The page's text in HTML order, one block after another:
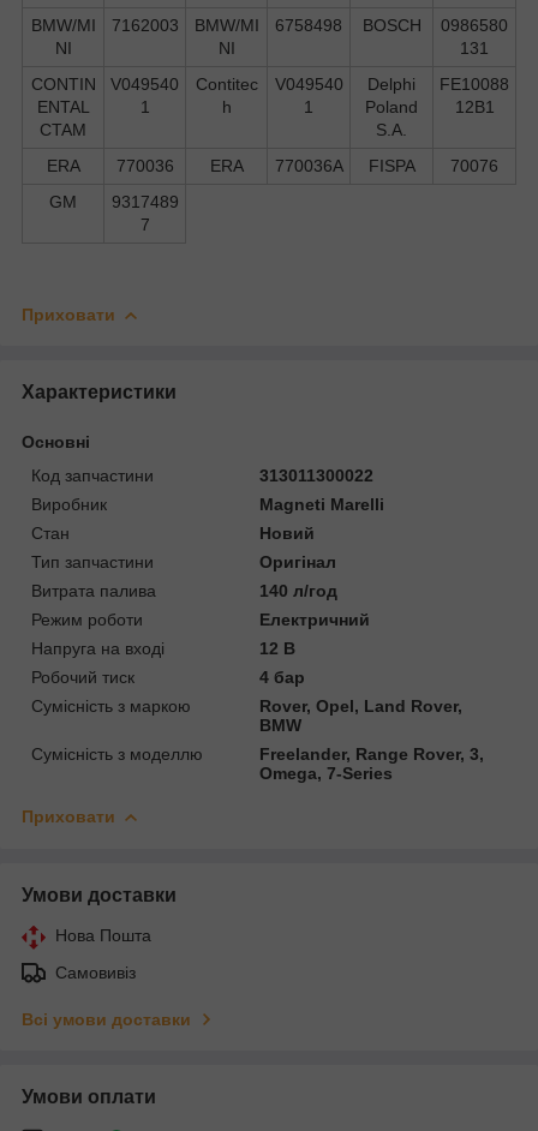
BMW/MI
NI
7162003
BMW/MI
NI
6758498 BOSCH
0986580
131
CONTIN
ENTAL
CTAM
V049540
1
Contitec
h
V049540
1
Delphi
Poland
S.А.
FE10088
12B1
ERA 770036 ERA 770036A FISPA
70076
GM
9317489
7
Приховати
Характеристики
Основні
Код запчастини
313011300022
Виробник
Magneti Marelli
Стан
Новий
Тип запчастини
Оригінал
Витрата палива
140 л/год
Режим роботи
Електричний
Напруга на вході
12 В
Робочий тиск
4 бар
Сумісність з маркою
Rover, Opel, Land Rover,
BMW
Сумісність з моделлю
Freelander, Range Rover, 3,
Omega, 7-Series
Приховати
Умови доставки
Нова Пошта
Самовивіз
Всі умови доставки
Умови оплати